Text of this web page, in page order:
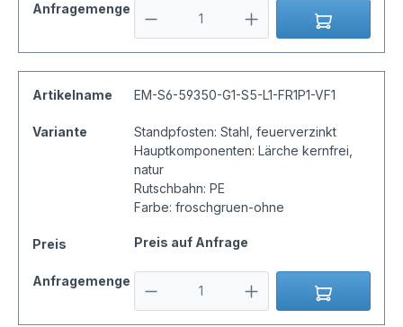
Anfragemenge
Artikelname EM-S6-59350-G1-S5-L1-FR1P1-VF1
Variante
Standpfosten: Stahl, feuerverzinkt
Hauptkomponenten: Lärche kernfrei,
natur
Rutschbahn: PE
Farbe: froschgruen-ohne
Preis Preis auf Anfrage
Anfragemenge